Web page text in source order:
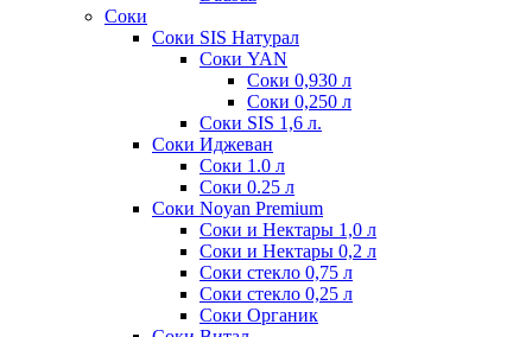
Соки
Соки SIS Натурал
Соки YAN
Соки 0,930 л
Соки 0,250 л
Соки SIS 1,6 л.
Соки Иджеван
Соки 1.0 л
Соки 0.25 л
Соки Noyan Premium
Соки и Нектары 1,0 л
Соки и Нектары 0,2 л
Соки стекло 0,75 л
Соки стекло 0,25 л
Соки Органик